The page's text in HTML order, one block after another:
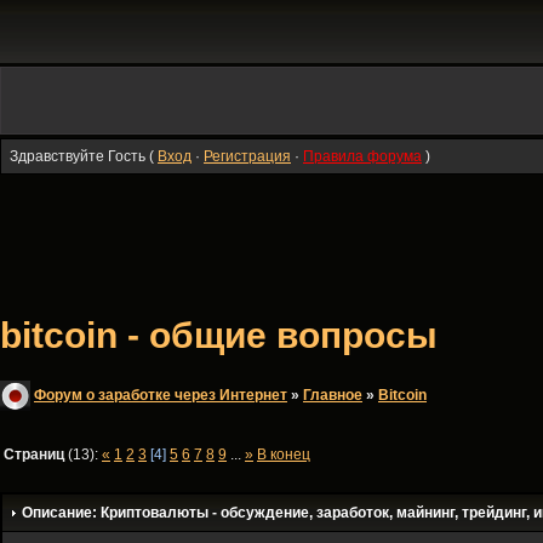
Здравствуйте Гость ( Вход · Регистрация · Правила форума )
bitcoin - общие вопросы
Форум о заработке через Интернет » Главное » Bitсoin
Страниц(13): « 1 2 3 [4] 5 6 7 8 9 ... » В конец
Описание: Криптовалюты - обсуждение, заработок, майнинг, трейдинг,